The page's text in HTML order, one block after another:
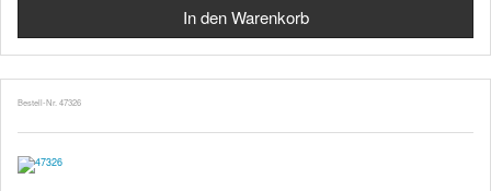
Bestell-Nr. 47326